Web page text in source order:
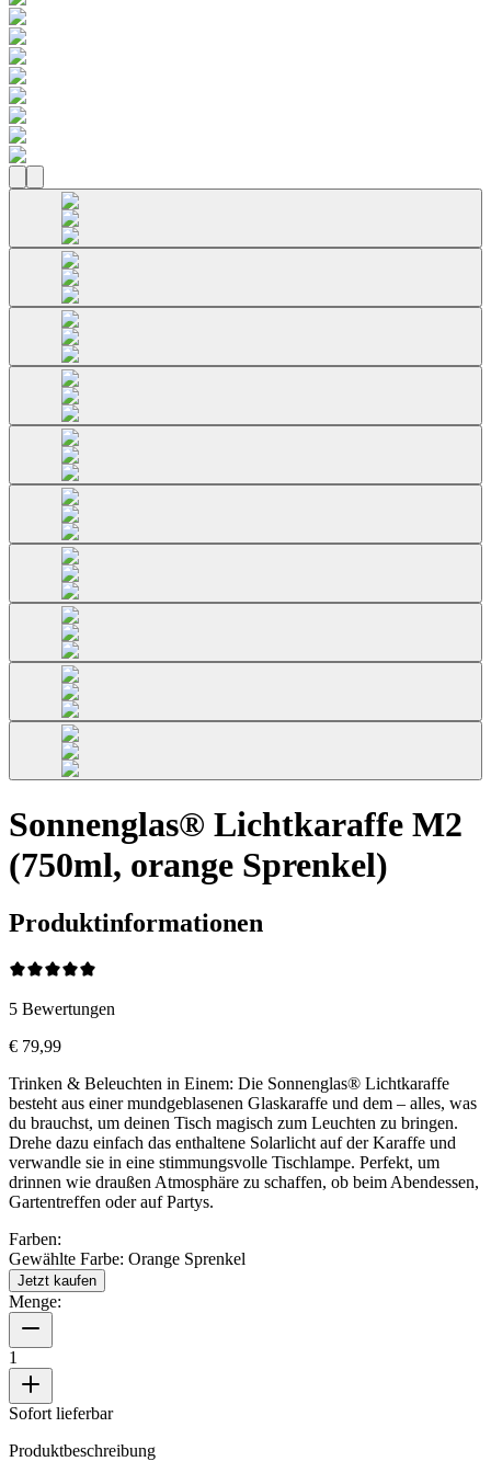
Sonnenglas® Lichtkaraffe M2
(750ml, orange Sprenkel)
Produktinformationen
5 Bewertungen
€ 79,99
Trinken & Beleuchten in Einem: Die Sonnenglas® Lichtkaraffe
besteht aus einer mundgeblasenen Glaskaraffe und dem – alles, was
du brauchst, um deinen Tisch magisch zum Leuchten zu bringen.
Drehe dazu einfach das enthaltene Solarlicht auf der Karaffe und
verwandle sie in eine stimmungsvolle Tischlampe. Perfekt, um
drinnen wie draußen Atmosphäre zu schaffen, ob beim Abendessen,
Gartentreffen oder auf Partys.
Farben:
Gewählte Farbe: Orange Sprenkel
Jetzt kaufen
Menge:
1
Sofort lieferbar
Produktbeschreibung